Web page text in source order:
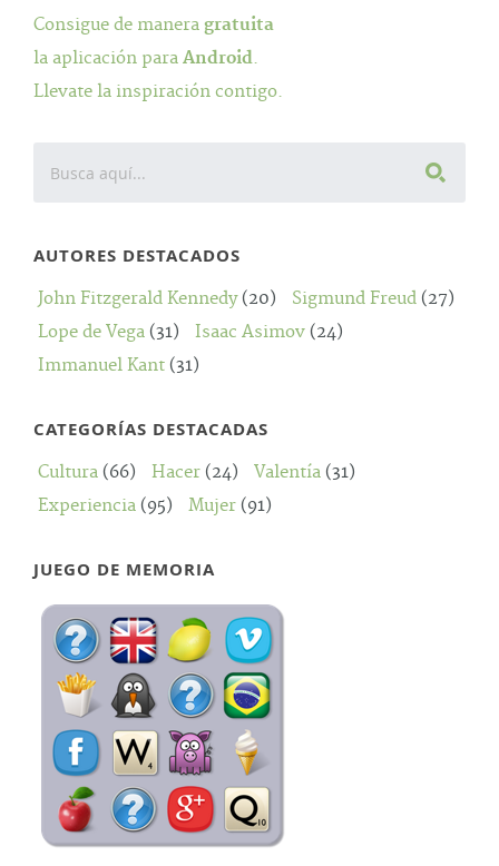
Consigue de manera gratuita
la aplicación para Android.
Llevate la inspiración contigo.
AUTORES DESTACADOS
John Fitzgerald Kennedy(20) Sigmund Freud (27)
Lope de Vega (31) Isaac Asimov (24)
Immanuel Kant (31)
CATEGORÍAS DESTACADAS
Cultura (66) Hacer (24) Valentía (31)
Experiencia (95) Mujer (91)
JUEGO DE MEMORIA